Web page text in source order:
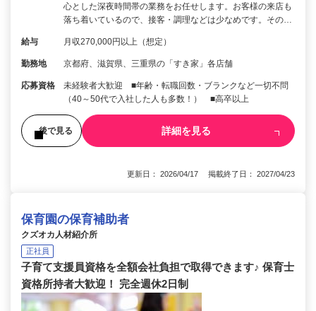
心とした深夜時間帯の業務をお任せします。お客様の来店も
落ち着いているので、接客・調理などは少なめです。その…
給与 月収270,000円以上（想定）
勤務地 京都府、滋賀県、三重県の「すき家」各店舗
応募資格
未経験者大歓迎 ■年齢・転職回数・ブランクなど一切不問
（40～50代で入社した人も多数！） ■高卒以上
後で見る 詳細を見る
更新日： 2026/04/17 掲載終了日： 2027/04/23
保育園の保育補助者
クズオカ人材紹介所
正社員
子育て支援員資格を全額会社負担で取得できます♪ 保育士
資格所持者大歓迎！ 完全週休2日制